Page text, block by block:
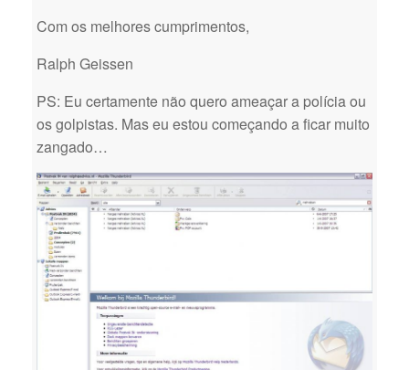
Com os melhores cumprimentos,
Ralph Geissen
PS: Eu certamente não quero ameaçar a polícia ou
os golpistas. Mas eu estou começando a ficar muito
zangado…